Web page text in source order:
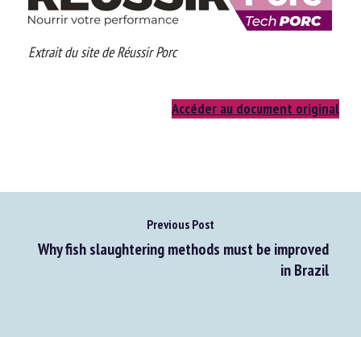
Extrait du site de Réussir Porc
Accéder au document original
Previous Post
Why fish slaughtering methods must be improved
in Brazil